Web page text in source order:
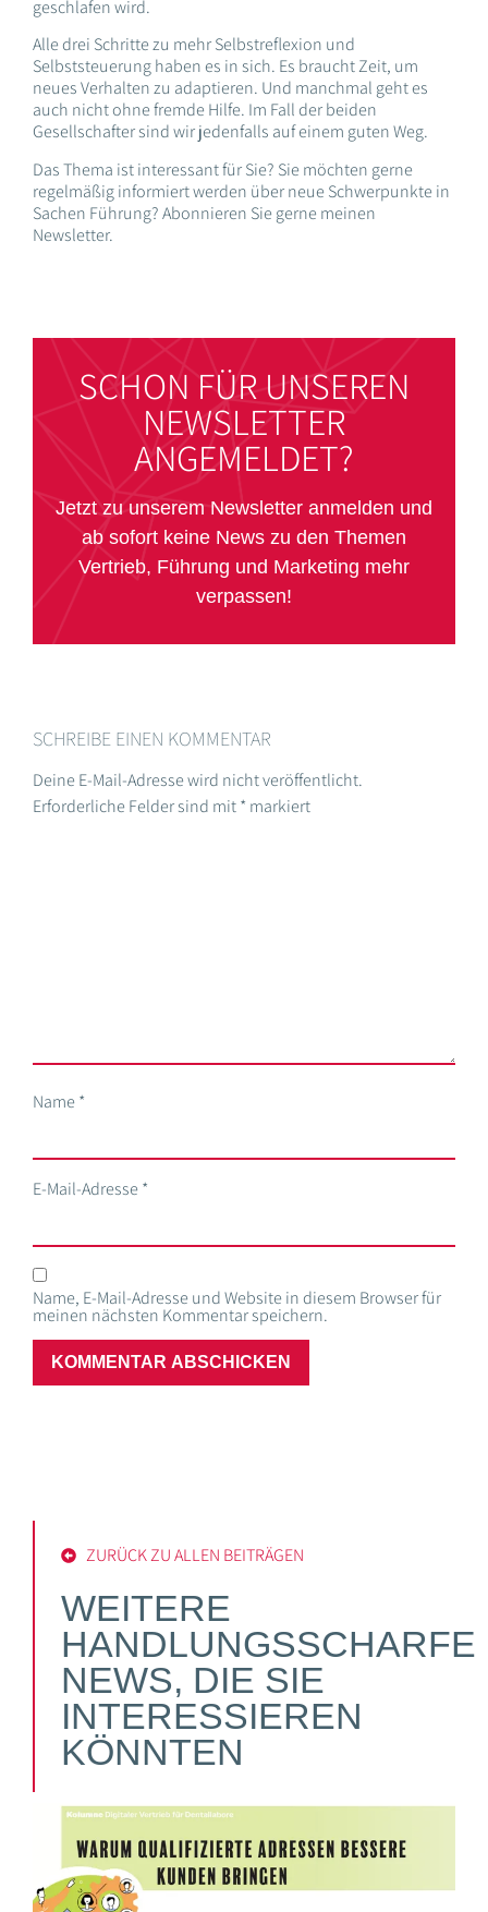
geschlafen wird.
Alle drei Schritte zu mehr Selbstreflexion und
Selbststeuerung haben es in sich. Es braucht Zeit, um
neues Verhalten zu adaptieren. Und manchmal geht es
auch nicht ohne fremde Hilfe. Im Fall der beiden
Gesellschafter sind wir jedenfalls auf einem guten Weg.
Das Thema ist interessant für Sie? Sie möchten gerne
regelmäßig informiert werden über neue Schwerpunkte in
Sachen Führung? Abonnieren Sie gerne meinen
Newsletter.
SCHON FÜR UNSEREN
NEWSLETTER
ANGEMELDET?
Jetzt zu unserem Newsletter anmelden und
ab sofort keine News zu den Themen
Vertrieb, Führung und Marketing mehr
verpassen!
SCHREIBE EINEN KOMMENTAR
Deine E-Mail-Adresse wird nicht veröffentlicht.
Erforderliche Felder sind mit* markiert
Name*
E-Mail-Adresse*
Name, E-Mail-Adresse und Website in diesem Browser für
meinen nächsten Kommentar speichern.
ZURÜCK ZU ALLEN BEITRÄGEN
WEITERE
HANDLUNGSSCHARFE
NEWS, DIE SIE
INTERESSIEREN
KÖNNTEN